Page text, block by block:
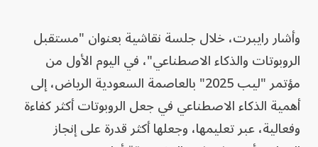
وأشار رايبرت، خلال جلسة نقاشية بعنوان "مستقبل
الروبوتات والذكاء الاصطناعي"، في اليوم الأول من
مؤتمر "ليب 2025" بالعاصمة السعودية الرياض، إلى
أهمية الذكاء الاصطناعي في جعل الروبوتات أكثر كفاءة
وفعالية، عبر تعليمها، وجعلها أكثر قدرة على إنجاز